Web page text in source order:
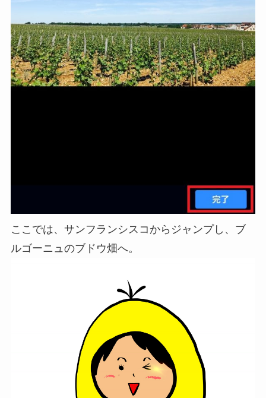
ここでは、サンフランシスコからジャンプし、ブ
ルゴーニュのブドウ畑へ。